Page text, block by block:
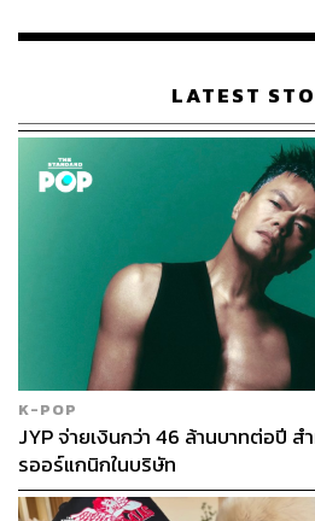
เรือนไทยที่ถูกซุกไว้
LATEST
K-POP
JYP จ่ายเงินกว่า 46 ล้านบาทต่อปี ส
รออร์แกนิกในบริษัท